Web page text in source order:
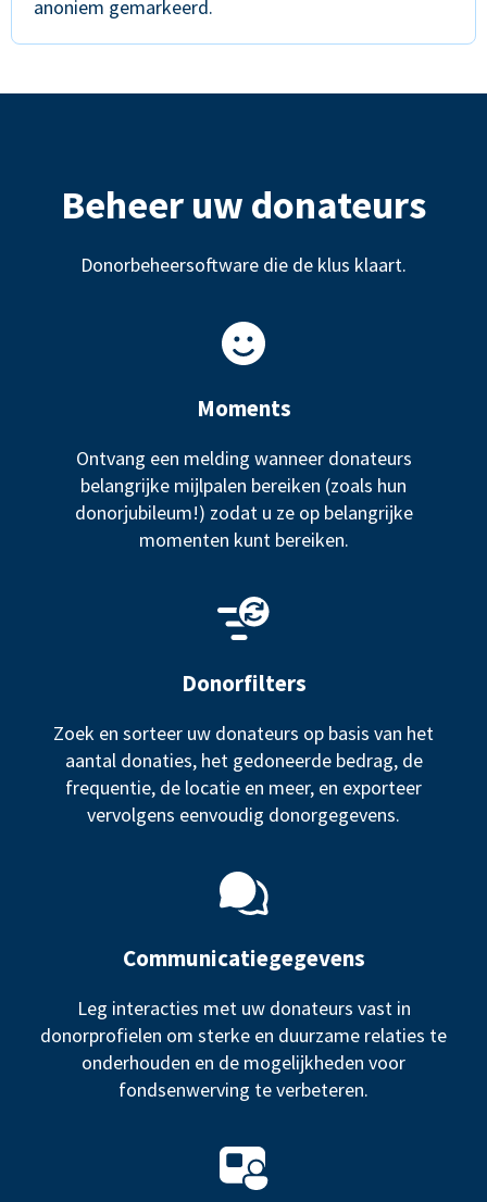
anoniem gemarkeerd.
Beheer uw donateurs
Donorbeheersoftware die de klus klaart.
Moments
Ontvang een melding wanneer donateurs
belangrijke mijlpalen bereiken (zoals hun
donorjubileum!) zodat u ze op belangrijke
momenten kunt bereiken.
Donorfilters
Zoek en sorteer uw donateurs op basis van het
aantal donaties, het gedoneerde bedrag, de
frequentie, de locatie en meer, en exporteer
vervolgens eenvoudig donorgegevens.
Communicatiegegevens
Leg interacties met uw donateurs vast in
donorprofielen om sterke en duurzame relaties te
onderhouden en de mogelijkheden voor
fondsenwerving te verbeteren.